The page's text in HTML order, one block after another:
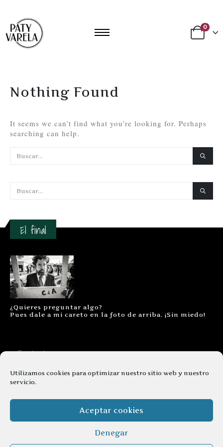
Utilizamos cookies para optimizar nuestro sitio web y nuestro
servicio.
Aceptar cookies
Denegar
0
Nothing Found
It seems we can’t find what you’re looking for. Perhaps
searching can help.
El final
¿Quieres preguntar algo?
Pues dale a mi careto en la foto de arriba. ¡Sin miedo!
Contacto
Aviso legal